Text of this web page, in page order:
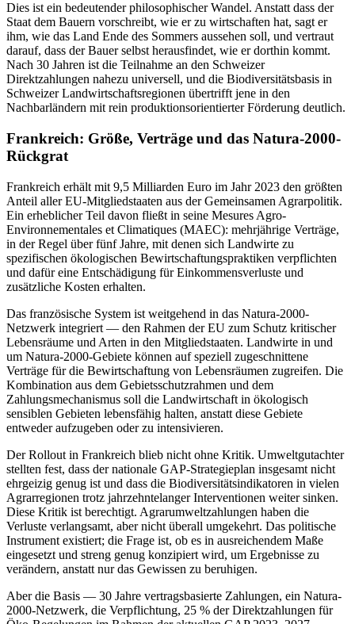
Dies ist ein bedeutender philosophischer Wandel. Anstatt dass der
Staat dem Bauern vorschreibt, wie er zu wirtschaften hat, sagt er
ihm, wie das Land Ende des Sommers aussehen soll, und vertraut
darauf, dass der Bauer selbst herausfindet, wie er dorthin kommt.
Nach 30 Jahren ist die Teilnahme an den Schweizer
Direktzahlungen nahezu universell, und die Biodiversitätsbasis in
Schweizer Landwirtschaftsregionen übertrifft jene in den
Nachbarländern mit rein produktionsorientierter Förderung deutlich.
Frankreich: Größe, Verträge und das Natura-2000-
Rückgrat
Frankreich erhält mit 9,5 Milliarden Euro im Jahr 2023 den größten
Anteil aller EU-Mitgliedstaaten aus der Gemeinsamen Agrarpolitik.
Ein erheblicher Teil davon fließt in seine Mesures Agro-
Environnementales et Climatiques (MAEC): mehrjährige Verträge,
in der Regel über fünf Jahre, mit denen sich Landwirte zu
spezifischen ökologischen Bewirtschaftungspraktiken verpflichten
und dafür eine Entschädigung für Einkommensverluste und
zusätzliche Kosten erhalten.
Das französische System ist weitgehend in das Natura-2000-
Netzwerk integriert — den Rahmen der EU zum Schutz kritischer
Lebensräume und Arten in den Mitgliedstaaten. Landwirte in und
um Natura-2000-Gebiete können auf speziell zugeschnittene
Verträge für die Bewirtschaftung von Lebensräumen zugreifen. Die
Kombination aus dem Gebietsschutzrahmen und dem
Zahlungsmechanismus soll die Landwirtschaft in ökologisch
sensiblen Gebieten lebensfähig halten, anstatt diese Gebiete
entweder aufzugeben oder zu intensivieren.
Der Rollout in Frankreich blieb nicht ohne Kritik. Umweltgutachter
stellten fest, dass der nationale GAP-Strategieplan insgesamt nicht
ehrgeizig genug ist und dass die Biodiversitätsindikatoren in vielen
Agrarregionen trotz jahrzehntelanger Interventionen weiter sinken.
Diese Kritik ist berechtigt. Agrarumweltzahlungen haben die
Verluste verlangsamt, aber nicht überall umgekehrt. Das politische
Instrument existiert; die Frage ist, ob es in ausreichendem Maße
eingesetzt und streng genug konzipiert wird, um Ergebnisse zu
verändern, anstatt nur das Gewissen zu beruhigen.
Aber die Basis — 30 Jahre vertragsbasierte Zahlungen, ein Natura-
2000-Netzwerk, die Verpflichtung, 25 % der Direktzahlungen für